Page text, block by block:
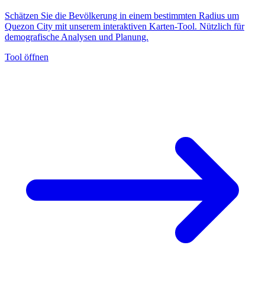
Schätzen Sie die Bevölkerung in einem bestimmten Radius um
Quezon City mit unserem interaktiven Karten-Tool. Nützlich für
demografische Analysen und Planung.
Tool öffnen